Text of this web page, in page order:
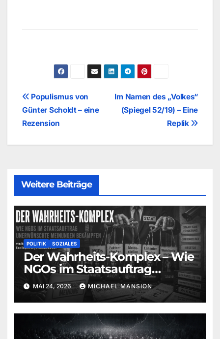
Beitragsnavigation
Im Namen des „Volkes“
(Spiegel 52/19) – Eine
Replik
Populismus von
Günter Scholdt – eine
Rezension
Weitere Beiträge
POLITIK SOZIALES
Der Wahrheits-Komplex – Wie
NGOs im Staatsauftrag
unerwünschte Meinungen
bekämpfen (Norbert Häring) |
Eine Besprechung von
Michael Mansion
MAI 24, 2026 MICHAEL MANSION